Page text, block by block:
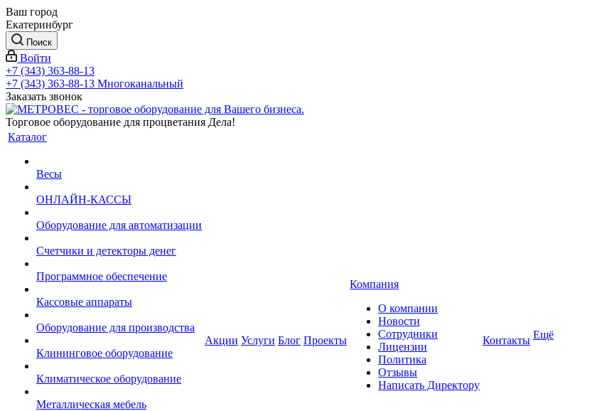
Ваш город
Екатеринбург
Поиск
Войти
+7 (343) 363-88-13
+7 (343) 363-88-13 Многоканальный
Заказать звонок
Торговое оборудование для процветания Дела!
Каталог
Весы
ОНЛАЙН-КАССЫ
Оборудование для автоматизации
Счетчики и детекторы денег
Программное обеспечение
Кассовые аппараты
Оборудование для производства
Клининговое оборудование
Климатическое оборудование
Металлическая мебель
Акции Услуги Блог Проекты
Компания
О компании
Новости
Сотрудники
Лицензии
Политика
Отзывы
Написать Директору
Контакты Ещё